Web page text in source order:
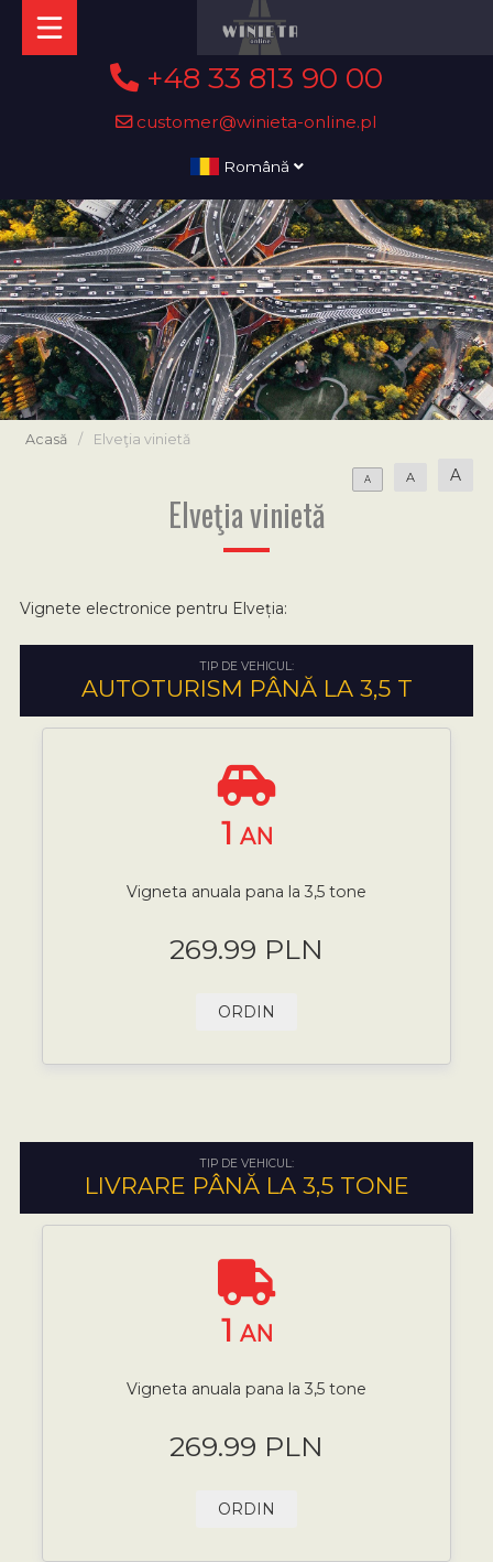
+48 33 813 90 00
customer@winieta-online.pl
Română
Acasă / Elveţia vinietă
A A A
Elveţia vinietă
Vignete electronice pentru Elveția:
TIP DE VEHICUL:
AUTOTURISM PÂNĂ LA 3,5 T
1 AN
Vigneta anuala pana la 3,5 tone
269.99 PLN
ORDIN
TIP DE VEHICUL:
LIVRARE PÂNĂ LA 3,5 TONE
1 AN
Vigneta anuala pana la 3,5 tone
269.99 PLN
ORDIN